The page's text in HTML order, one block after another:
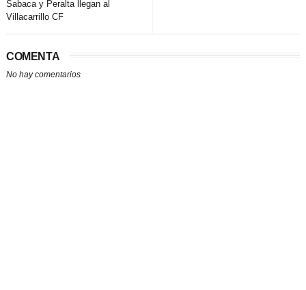
Sabaca y Peralta llegan al
Villacarrillo CF
COMENTA
No hay comentarios